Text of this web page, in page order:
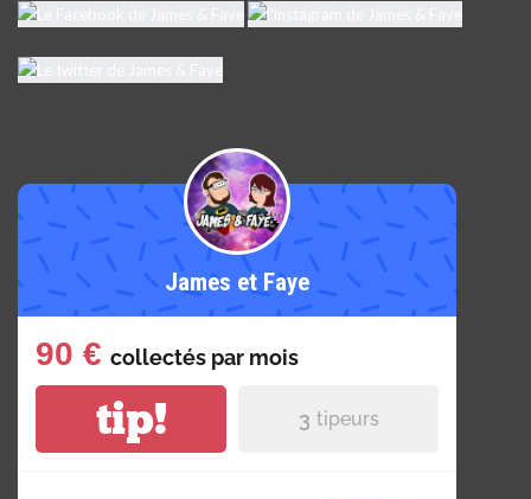
James et Faye
90 € collectés par mois
tip! 3 tipeurs